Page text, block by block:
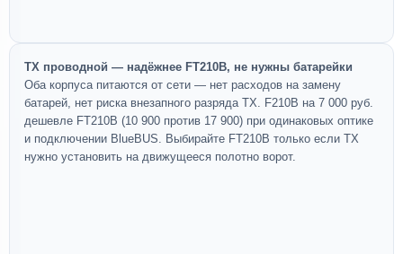
TX проводной — надёжнее FT210B, не нужны батарейки
Оба корпуса питаются от сети — нет расходов на замену
батарей, нет риска внезапного разряда TX. F210B на 7 000 руб.
дешевле FT210B (10 900 против 17 900) при одинаковых оптике
и подключении BlueBUS. Выбирайте FT210B только если TX
нужно установить на движущееся полотно ворот.